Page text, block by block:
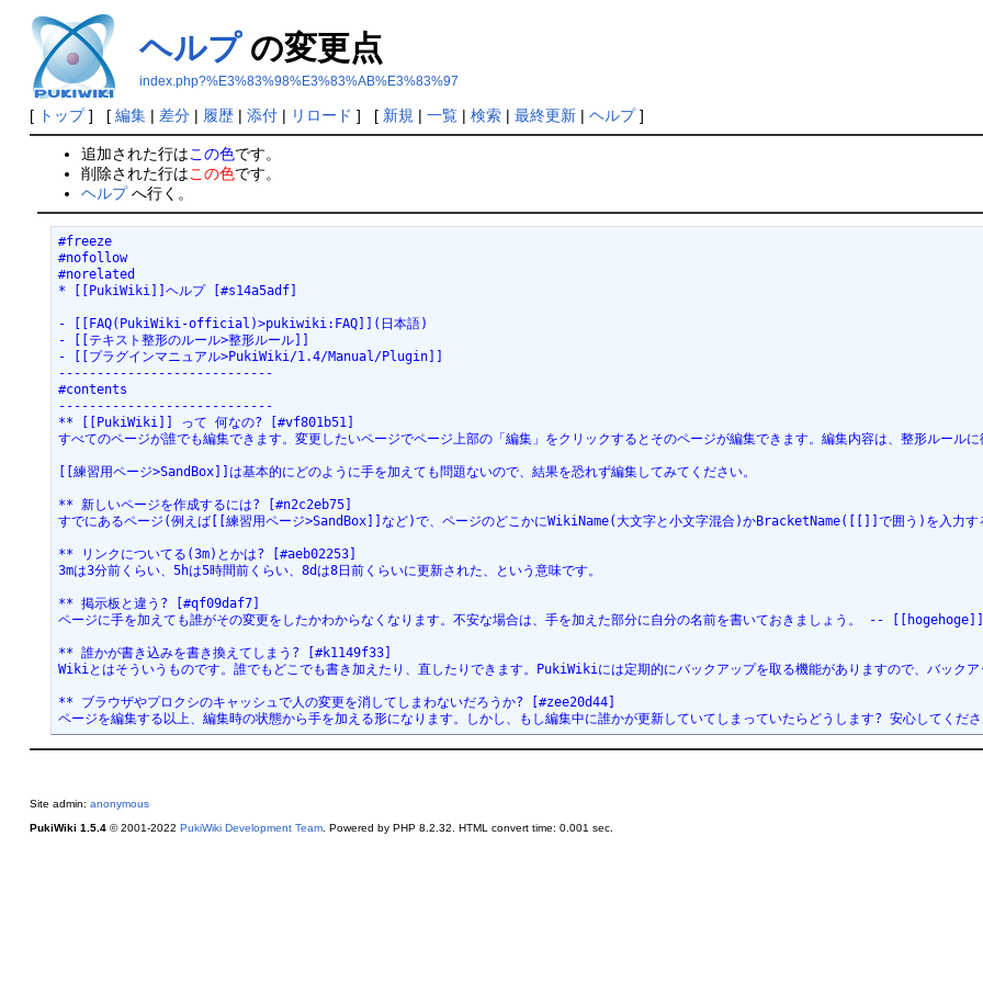
ヘルプの変更点
index.php?%E3%83%98%E3%83%AB%E3%83%97
[ トップ] [ 編集| 差分| 履歴| 添付| リロード ] [ 新規 | 一覧| 検索| 最終更新| ヘルプ]
追加された行はこの色です。
削除された行はこの色です。
ヘルプへ行く。
#freeze
#nofollow
#norelated
* [[PukiWiki]]ヘルプ [#s14a5adf]
- [[FAQ(PukiWiki-official)>pukiwiki:FAQ]](日本語)
- [[テキスト整形のルール>整形ルール]]
- [[プラグインマニュアル>PukiWiki/1.4/Manual/Plugin]]
----------------------------
#contents
----------------------------
** [[PukiWiki]] って 何なの? [#vf801b51]
すべてのページが誰でも編集できます。変更したいページでページ上部の「編集」をクリックするとそのページが編集できます。編集内容は、整形ルール
[[練習用ページ>SandBox]]は基本的にどのように手を加えても問題ないので、結果を恐れず編集してみてください。
** 新しいページを作成するには? [#n2c2eb75]
すでにあるページ(例えば[[練習用ページ>SandBox]]など)で、ページのどこかにWikiName(大文字と小文字混合)かBracketName([[]]で囲う)を入力す
** リンクについてる(3m)とかは? [#aeb02253]
3mは3分前くらい、5hは5時間前くらい、8dは8日前くらいに更新された、という意味です。
** 掲示板と違う? [#qf09daf7]
ページに手を加えても誰がその変更をしたかわからなくなります。不安な場合は、手を加えた部分に自分の名前を書いておきましょう。 --
** 誰かが書き込みを書き換えてしまう? [#k1149f33]
Wikiとはそういうものです。誰でもどこでも書き加えたり、直したりできます。PukiWikiには定期的にバックアップを取る機能がありますので、バック
** ブラウザやプロクシのキャッシュで人の変更を消してしまわないだろうか? [#zee20d44]
ページを編集する以上、編集時の状態から手を加える形になります。しかし、もし編集中に誰かが更新していてしまっていたらどうします? 安心してく
Site admin: anonymous
PukiWiki 1.5.4© 2001-2022 PukiWiki Development Team. Powered by PHP 8.2.32. HTML convert time: 0.001 sec.